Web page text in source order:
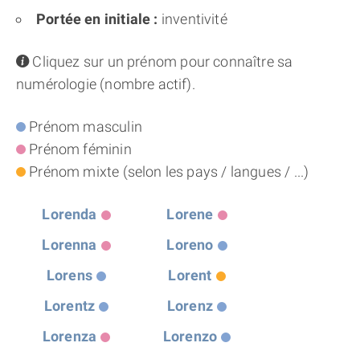
Portée en initiale : inventivité
infoCliquez sur un prénom pour connaître sa
numérologie (nombre actif).
Prénom masculin
Prénom féminin
Prénom mixte (selon les pays / langues / ...)
Lorenda
Lorene
Lorenna
Loreno
Lorens
Lorent
Lorentz
Lorenz
Lorenza
Lorenzo
NUMÉROSCOPE
THÈME « DOUBLE JE »
EXPLORER LA NUMÉROLOGIE
70.000 PRÉNOMS